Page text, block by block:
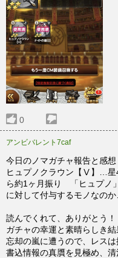
0
アンビバレント7caf
今日のノマガチャ報告と感想
ヒュプノクラウン【Ⅴ】…
ら約1ヶ月振り 「ヒュプノ
に対して付与するモノなの
読んでくれて、ありがとう！
ガチャの幸運と素晴らしき
忘却の嵐に遭うので、レスは
書込情報の真贋を見極め、